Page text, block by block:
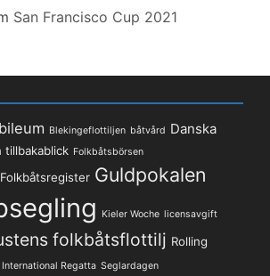
San Francisco Cup 2021
Blekingeflottiljen båtvård Danska
tillbakablick Folkbåtsbörsen
Folkbåtsregister Guldpokalen
Kieler Woche licensavgift
folkbåtsflottilj Rolling
Regatta Seglardagen